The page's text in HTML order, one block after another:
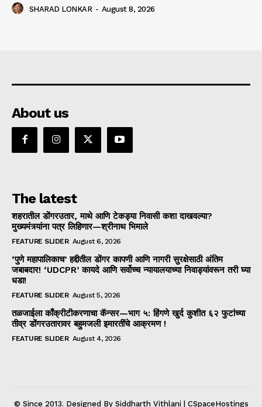
SHARAD LONKAR - August 8, 2026
About us
The latest
शहरातील डोंगरउतार, माथे आणि टेकड्या निवासी कशा दाखवल्या?
मुख्यमंत्र्यांना पत्र लिहिणार—श्रीनाथ भिमाले
FEATURE SLIDER August 6, 2026
‘पुणे महापालिकाच’ हद्दीतील डोंगर कापणी आणि नागरी सुरक्षेसाठी अंतिम
जबाबदार! ‘UDCPR’ कायदे आणि सर्वोच्च न्यायालयाच्या निवाड्यांवरून तरी घ्या
धडा!
FEATURE SLIDER August 5, 2026
तळजाईला काँक्रीटीकरणाचा कॅन्सर—भाग ५: हिंगणे खुर्द कुशीत ६२ फुटांच्या
तीव्र डोंगरउतारावर बहुमजली इमारतींचे आक्रमण !
FEATURE SLIDER August 4, 2026
© Since 2013. Designed By Siddharth Vithlani | CSpaceHostings